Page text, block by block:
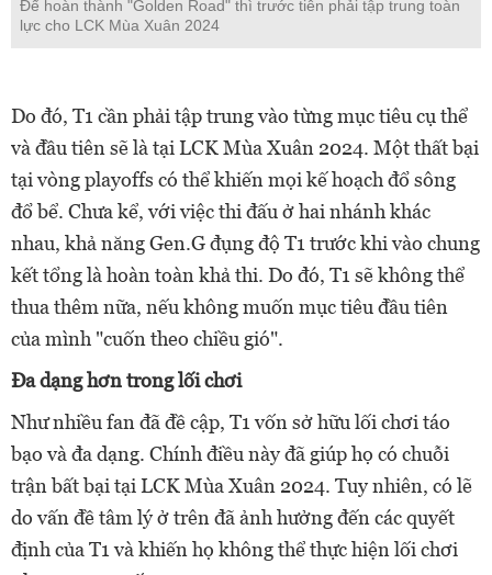
Để hoàn thành "Golden Road" thì trước tiên phải tập trung toàn
lực cho LCK Mùa Xuân 2024
Do đó, T1 cần phải tập trung vào từng mục tiêu cụ thể
và đầu tiên sẽ là tại LCK Mùa Xuân 2024. Một thất bại
tại vòng playoffs có thể khiến mọi kế hoạch đổ sông
đổ bể. Chưa kể, với việc thi đấu ở hai nhánh khác
nhau, khả năng Gen.G đụng độ T1 trước khi vào chung
kết tổng là hoàn toàn khả thi. Do đó, T1 sẽ không thể
thua thêm nữa, nếu không muốn mục tiêu đầu tiên
của mình "cuốn theo chiều gió".
Đa dạng hơn trong lối chơi
Như nhiều fan đã đề cập, T1 vốn sở hữu lối chơi táo
bạo và đa dạng. Chính điều này đã giúp họ có chuỗi
trận bất bại tại LCK Mùa Xuân 2024. Tuy nhiên, có lẽ
do vấn đề tâm lý ở trên đã ảnh hưởng đến các quyết
định của T1 và khiến họ không thể thực hiện lối chơi